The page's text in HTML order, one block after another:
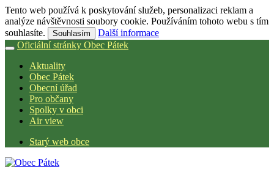
Tento web používá k poskytování služeb, personalizaci reklam a
analýze návštěvnosti soubory cookie. Používáním tohoto webu s tím
souhlasíte.
Souhlasím
Další informace
Oficiální stránky Obec Pátek
Aktuality
Obec Pátek
Obecní úřad
Pro občany
Spolky v obci
Air view
Starý web obce